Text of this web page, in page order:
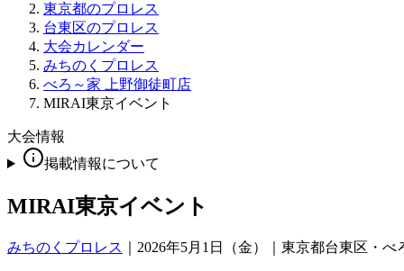
東京都のプロレス
台東区のプロレス
大会カレンダー
みちのくプロレス
べろ～家 上野御徒町店
MIRAI東京イベント
大会情報
掲載情報について
MIRAI東京イベント
みちのくプロレス 2026年5月1日（金）｜東京都台東区・べ